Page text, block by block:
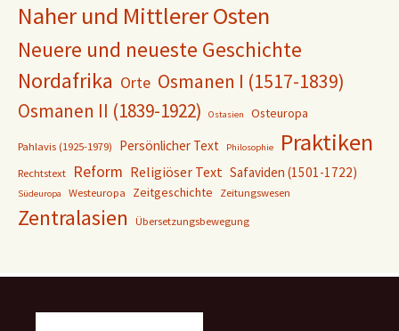
Naher und Mittlerer Osten
Neuere und neueste Geschichte
Nordafrika Orte Osmanen I (1517-1839)
Osmanen II (1839-1922)
Ostasien Osteuropa
Pahlavis (1925-1979) Persönlicher Text Philosophie Praktiken
Rechtstext Reform Religiöser Text Safaviden (1501-1722)
Südeuropa Westeuropa Zeitgeschichte Zeitungswesen
Zentralasien Übersetzungsbewegung